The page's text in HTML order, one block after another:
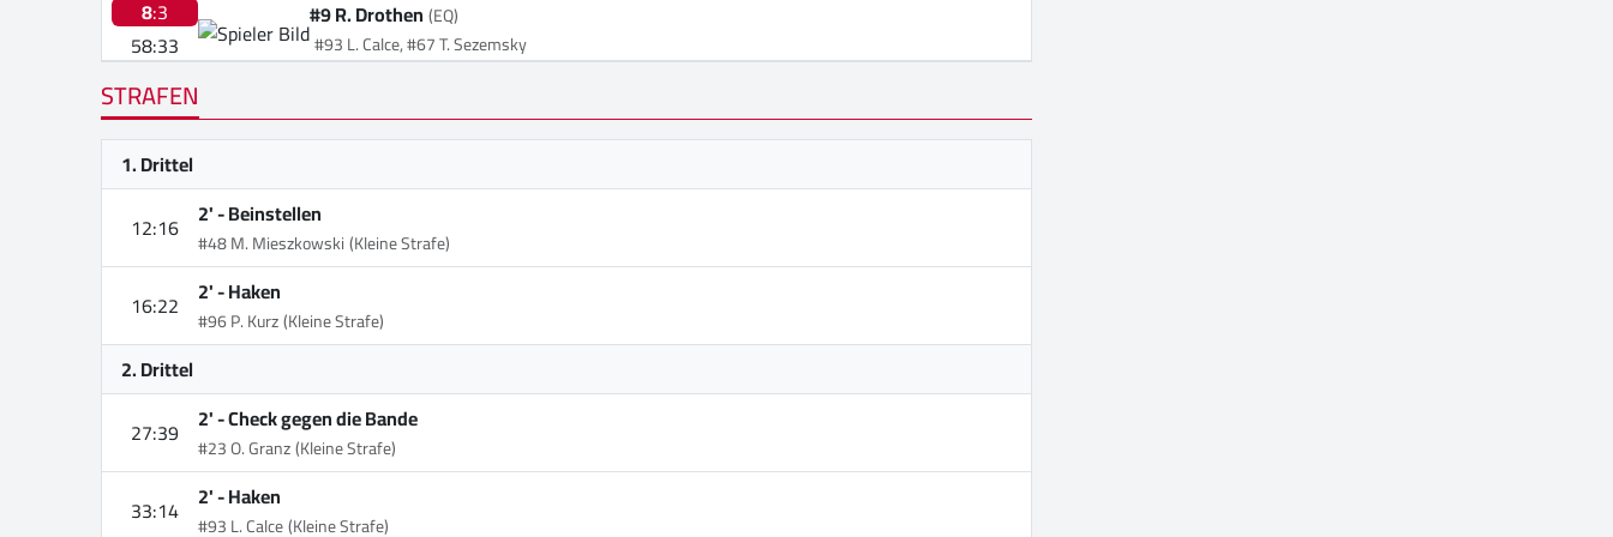
8:3
58:33
#9 R. Drothen(EQ)
#93 L. Calce, #67 T. Sezemsky
STRAFEN
1. Drittel
12:16 2' -Beinstellen
#48 M. Mieszkowski(Kleine Strafe)
16:22 2' -Haken
#96 P. Kurz(Kleine Strafe)
2. Drittel
27:39 2' -Check gegen die Bande
#23 O. Granz(Kleine Strafe)
33:14 2' -Haken
#93 L. Calce(Kleine Strafe)